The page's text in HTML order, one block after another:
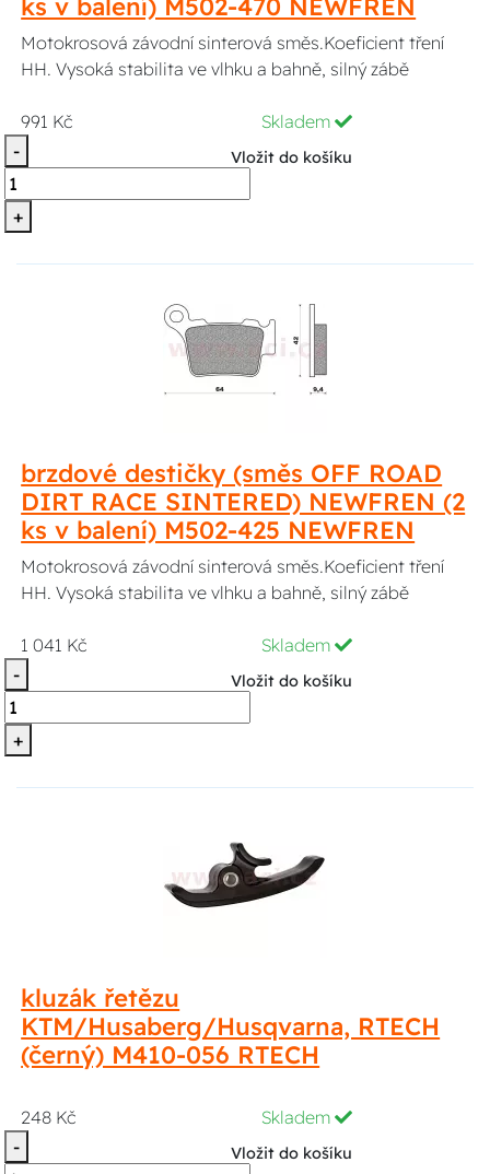
ks v balení) M502-470 NEWFREN
Motokrosová závodní sinterová směs.Koeficient tření
HH. Vysoká stabilita ve vlhku a bahně, silný zábě
991 Kč
Skladem
-
+
Vložit do košíku
brzdové destičky (směs OFF ROAD
DIRT RACE SINTERED) NEWFREN (2
ks v balení) M502-425 NEWFREN
Motokrosová závodní sinterová směs.Koeficient tření
HH. Vysoká stabilita ve vlhku a bahně, silný zábě
1 041 Kč
Skladem
-
+
Vložit do košíku
kluzák řetězu
KTM/Husaberg/Husqvarna, RTECH
(černý) M410-056 RTECH
248 Kč
Skladem
-
Vložit do košíku